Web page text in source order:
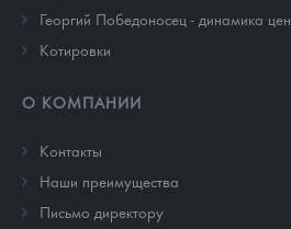
Георгий Победоносец - динамика цен
Котировки
О КОМПАНИИ
Контакты
Наши преимущества
Письмо директору